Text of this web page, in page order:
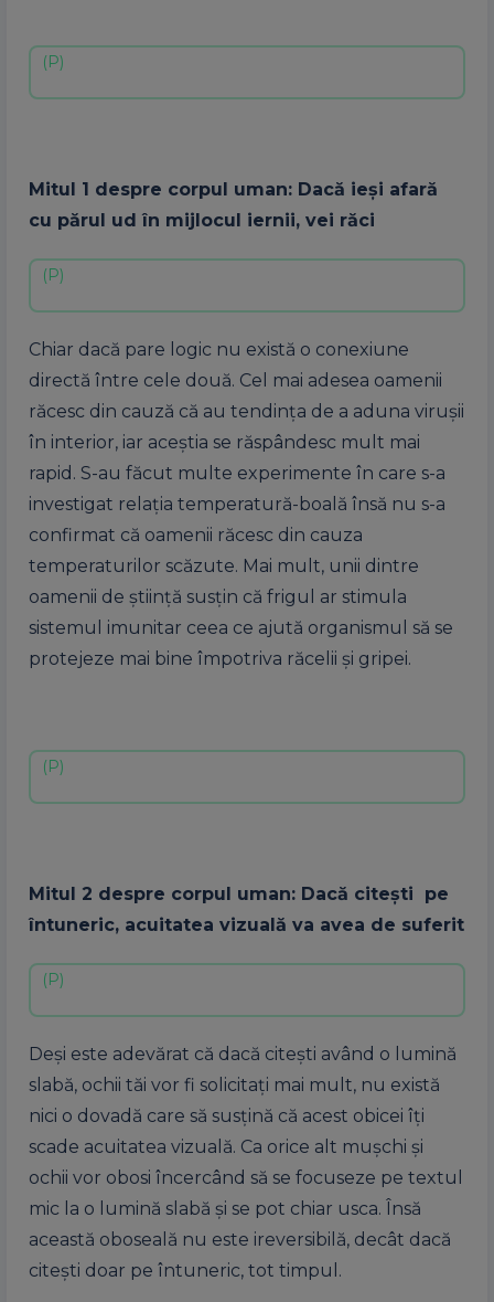
Mitul 1 despre corpul uman: Dacă ieşi afară
cu părul ud în mijlocul iernii, vei răci
Chiar dacă pare logic nu există o conexiune
directă între cele două. Cel mai adesea oamenii
răcesc din cauză că au tendinţa de a aduna viruşii
în interior, iar aceştia se răspândesc mult mai
rapid. S-au făcut multe experimente în care s-a
investigat relaţia temperatură-boală însă nu s-a
confirmat că oamenii răcesc din cauza
temperaturilor scăzute. Mai mult, unii dintre
oamenii de ştiinţă susţin că frigul ar stimula
sistemul imunitar ceea ce ajută organismul să se
protejeze mai bine împotriva răcelii şi gripei.
Mitul 2 despre corpul uman: Dacă citeşti pe
întuneric, acuitatea vizuală va avea de suferit
Deşi este adevărat că dacă citeşti având o lumină
slabă, ochii tăi vor fi solicitaţi mai mult, nu există
nici o dovadă care să susţină că acest obicei îţi
scade acuitatea vizuală. Ca orice alt muşchi şi
ochii vor obosi încercând să se focuseze pe textul
mic la o lumină slabă şi se pot chiar usca. Însă
această oboseală nu este ireversibilă, decât dacă
citeşti doar pe întuneric, tot timpul.